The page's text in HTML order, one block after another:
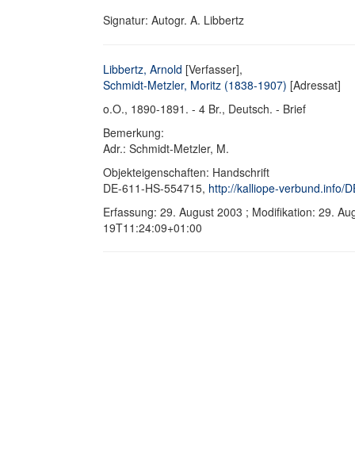
Signatur: Autogr. A. Libbertz
Libbertz, Arnold [Verfasser],
Schmidt-Metzler, Moritz (1838-1907) [Adressat]
o.O., 1890-1891. - 4 Br., Deutsch. - Brief
Bemerkung:
Adr.: Schmidt-Metzler, M.
Objekteigenschaften: Handschrift
DE-611-HS-554715, http://kalliope-verbund.info/
Erfassung: 29. August 2003 ; Modifikation: 29.
19T11:24:09+01:00